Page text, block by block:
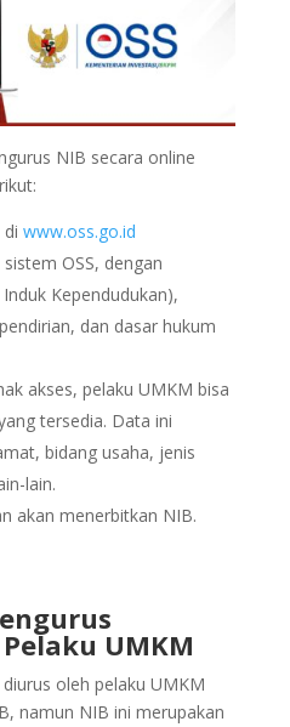
NIB secara online
di www.oss.go.id
OSS, dengan
Kependudukan),
dan dasar hukum
akses, pelaku UMKM bisa
tersedia. Data ini
bidang usaha, jenis
lain.
akan menerbitkan NIB.
UMKM
oleh pelaku UMKM
namun NIB ini merupakan